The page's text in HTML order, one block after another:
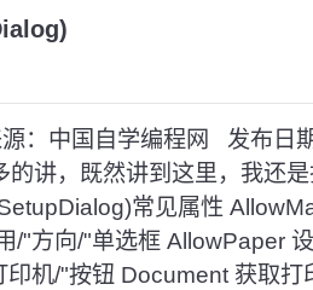
源：中国自学编程网 发
讲，既然讲到这里，我还
常见属性
/"方向/"单选框 AllowPaper
机/"按钮 Document 获取打